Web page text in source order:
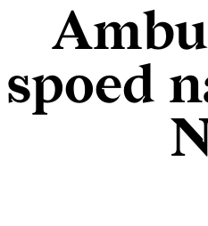
spoed